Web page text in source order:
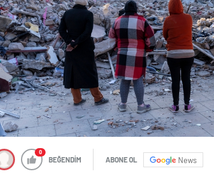
0
BEĞENDİM ABONE OL News